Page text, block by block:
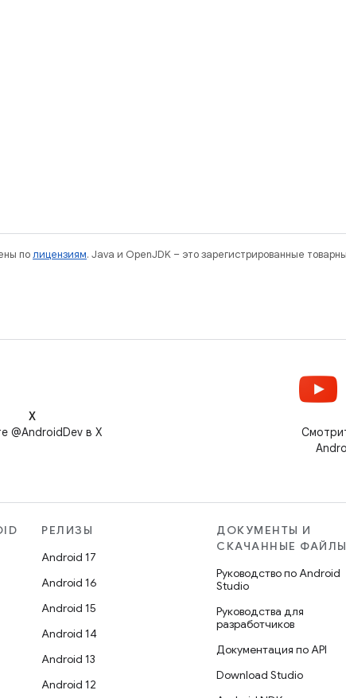
полицензиям. Java и OpenJDK – это зарегистрированные
X
@AndroidDev в X
РЕЛИЗЫ
Android 17
Android 16
Android 15
Android 14
Android 13
Android 12
ДОКУМЕНТЫ И
СКАЧАННЫЕ ФАЙЛЫ
Руководство по Android
Studio
Руководства для
разработчиков
Документация по API
Download Studio